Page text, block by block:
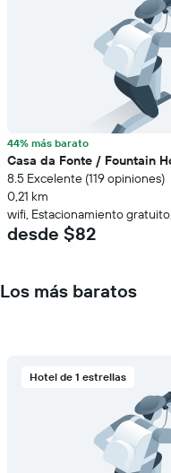
44% más barato
Casa da Fonte / Fountain
8.5 Excelente (119 opiniones)
0,21 km
wifi, Estacionamiento
desde $82
Los más baratos
Hotel de 1 estrellas